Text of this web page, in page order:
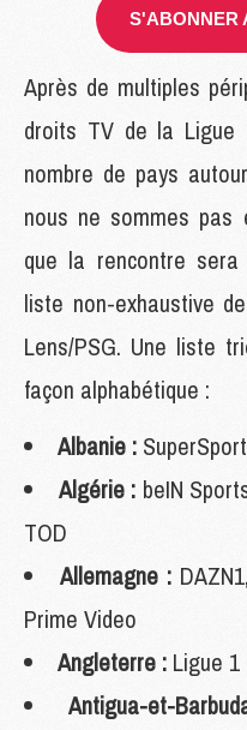
S'ABONNER
Après de multiples
droits TV de la Ligue
nombre de pays
nous ne sommes pas
que la rencontre
liste non-exhaustive
Lens/PSG. Une liste
façon alphabétique :
Albanie :
Algérie : beIN
TOD
Allemagne :
Prime Video
Angleterre : Ligue
Antigua-et-